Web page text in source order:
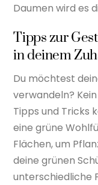
Daumen wird es
Tipps zur
in deinem
Du möchtest
verwandeln?
Tipps und Tricks
eine grüne
Flächen, um
deine grünen
unterschiedliche